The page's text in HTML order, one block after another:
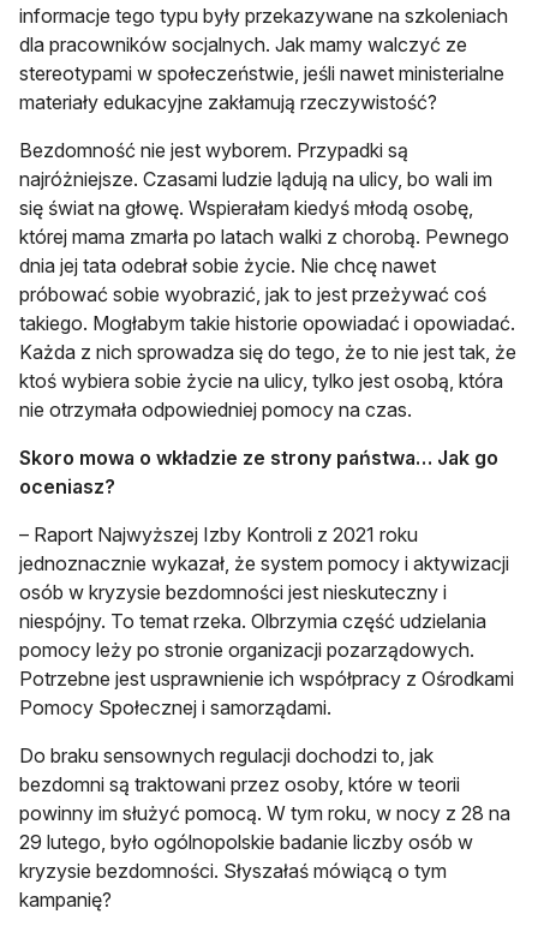
informacje tego typu były przekazywane na szkoleniach
dla pracowników socjalnych. Jak mamy walczyć ze
stereotypami w społeczeństwie, jeśli nawet ministerialne
materiały edukacyjne zakłamują rzeczywistość?
Bezdomność nie jest wyborem. Przypadki są
najróżniejsze. Czasami ludzie lądują na ulicy, bo wali im
się świat na głowę. Wspierałam kiedyś młodą osobę,
której mama zmarła po latach walki z chorobą. Pewnego
dnia jej tata odebrał sobie życie. Nie chcę nawet
próbować sobie wyobrazić, jak to jest przeżywać coś
takiego. Mogłabym takie historie opowiadać i opowiadać.
Każda z nich sprowadza się do tego, że to nie jest tak, że
ktoś wybiera sobie życie na ulicy, tylko jest osobą, która
nie otrzymała odpowiedniej pomocy na czas.
Skoro mowa o wkładzie ze strony państwa… Jak go
oceniasz?
– Raport Najwyższej Izby Kontroli z 2021 roku
jednoznacznie wykazał, że system pomocy i aktywizacji
osób w kryzysie bezdomności jest nieskuteczny i
niespójny. To temat rzeka. Olbrzymia część udzielania
pomocy leży po stronie organizacji pozarządowych.
Potrzebne jest usprawnienie ich współpracy z Ośrodkami
Pomocy Społecznej i samorządami.
Do braku sensownych regulacji dochodzi to, jak
bezdomni są traktowani przez osoby, które w teorii
powinny im służyć pomocą. W tym roku, w nocy z 28 na
29 lutego, było ogólnopolskie badanie liczby osób w
kryzysie bezdomności. Słyszałaś mówiącą o tym
kampanię?